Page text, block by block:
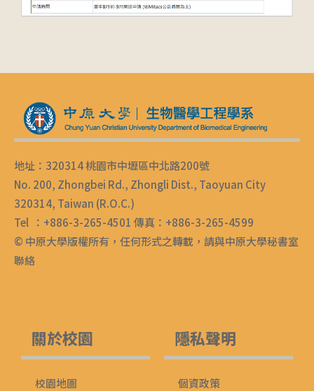
地址：320314 桃園市中壢區中北路200號
No. 200, Zhongbei Rd., Zhongli Dist., Taoyuan City
320314, Taiwan (R.O.C.)
Tel ：+886-3-265-4501 傳真：+886-3-265-4599
© 中原大學版權所有，任何形式之轉載，請與中原大學秘書室
聯絡
關於校園
校園地圖
隱私聲明
個資政策